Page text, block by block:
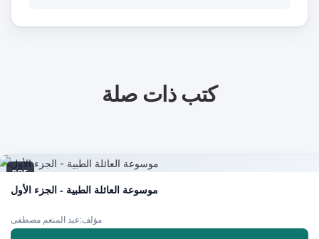
كتب ذات صلة
PDF
موسوعة العائلة الطبية - الجزء الأول
مؤلف:عبد المنعم مصطفى